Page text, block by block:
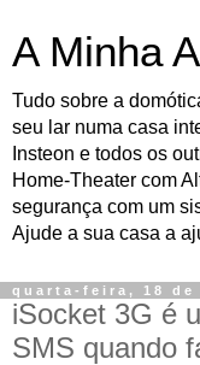
A Minha
Tudo sobre a
seu lar numa casa
Insteon e todos os
Home-Theater com
segurança com um
Ajude a sua casa a
quarta-feira, 18 de
iSocket 3G é
SMS quando